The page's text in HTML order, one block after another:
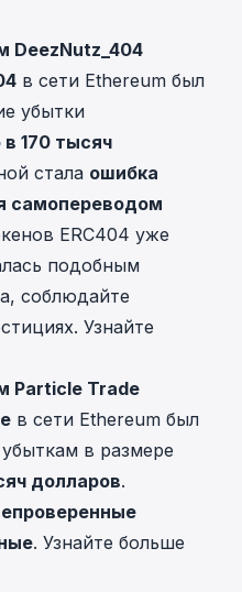
DeezNutz_404
в сети Ethereum был
убытки
170 тысяч
стала ошибка
самопереводом
ERC404 уже
подобным
соблюдайте
Узнайте
Particle Trade
в сети Ethereum был
в размере
долларов.
. Узнайте больше